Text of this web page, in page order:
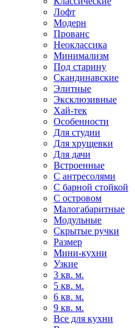
Лофт
Модерн
Прованс
Неоклассика
Минимализм
Под старину
Скандинавские
Элитные
Эксклюзивные
Хай-тек
Особенности
Для студии
Для хрущевки
Для дачи
Встроенные
С антресолями
С барной стойкой
С островом
Малогабаритные
Модульные
Скрытые ручки
Размер
Мини-кухни
Узкие
3 кв. м.
5 кв. м.
6 кв. м.
9 кв. м.
Все для кухни